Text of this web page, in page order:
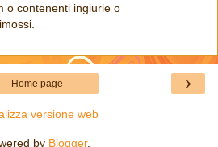
o contenenti ingiurie o
›
Home page
versione web
by Blogger.